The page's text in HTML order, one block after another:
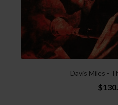
Davis Miles -